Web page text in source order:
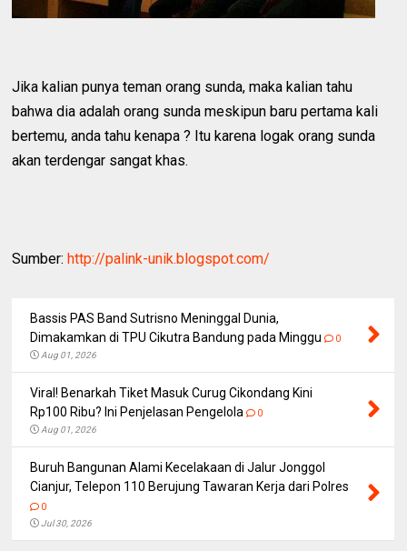
Jika kalian punya teman orang sunda, maka kalian tahu
bahwa dia adalah orang sunda meskipun baru pertama kali
bertemu, anda tahu kenapa ? Itu karena logak orang sunda
akan terdengar sangat khas.
Sumber:http://palink-unik.blogspot.com/
Bassis PAS Band Sutrisno Meninggal Dunia,
Dimakamkan di TPU Cikutra Bandung pada Minggu
0
Aug 01, 2026
Viral! Benarkah Tiket Masuk Curug Cikondang Kini
Rp100 Ribu? Ini Penjelasan Pengelola
0
Aug 01, 2026
Buruh Bangunan Alami Kecelakaan di Jalur Jonggol
Cianjur, Telepon 110 Berujung Tawaran Kerja dari Polres
0
Jul 30, 2026